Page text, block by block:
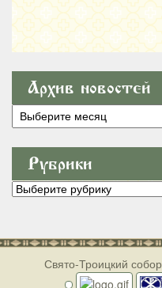
Архив новостей
Архив
новостей
Рубрики
Рубрики
Свято-Троицкий собор